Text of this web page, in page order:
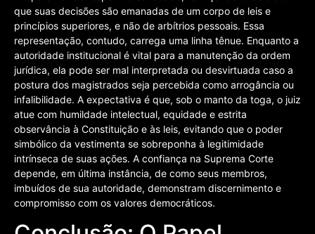
que suas decisões são emanadas de um corpo de leis e
princípios superiores, e não de arbítrios pessoais. Essa
representação, contudo, carrega uma linha tênue. Enquanto a
autoridade institucional é vital para a manutenção da ordem
jurídica, ela pode ser mal interpretada ou desvirtuada caso a
postura dos magistrados seja percebida como arrogância ou
infalibilidade. A expectativa é que, sob o manto da toga, o juiz
atue com humildade intelectual, equidade e estrita
observância à Constituição e às leis, evitando que o poder
simbólico da vestimenta se sobreponha à legitimidade
intrínseca de suas ações. A confiança na Suprema Corte
depende, em última instância, de como seus membros,
imbuídos de sua autoridade, demonstram discernimento e
compromisso com os valores democráticos.